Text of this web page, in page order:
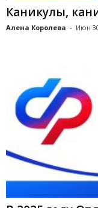
Каникулы,
Алена Королева - Июн